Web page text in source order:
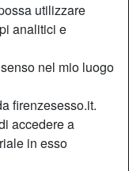
utilizzare
analitici e
nel mio luogo
firenzesesso.it.
accedere a
in esso